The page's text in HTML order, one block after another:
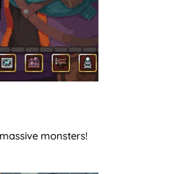
monsters!